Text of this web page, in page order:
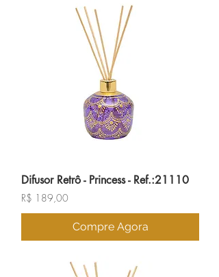
Difusor Retrô - Princess - Ref.:21110
Preço
R$ 189,00
Compre Agora